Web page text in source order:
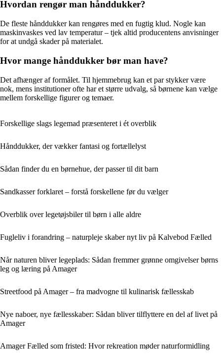
Hvordan rengør man hånddukker?
De fleste hånddukker kan rengøres med en fugtig klud. Nogle kan
maskinvaskes ved lav temperatur – tjek altid producentens anvisninger
for at undgå skader på materialet.
Hvor mange hånddukker bør man have?
Det afhænger af formålet. Til hjemmebrug kan et par stykker være
nok, mens institutioner ofte har et større udvalg, så børnene kan vælge
mellem forskellige figurer og temaer.
Forskellige slags legemad præsenteret i ét overblik
Hånddukker, der vækker fantasi og fortællelyst
Sådan finder du en børnehue, der passer til dit barn
Sandkasser forklaret – forstå forskellene før du vælger
Overblik over legetøjsbiler til børn i alle aldre
Fugleliv i forandring – naturpleje skaber nyt liv på Kalvebod Fælled
Når naturen bliver legeplads: Sådan fremmer grønne omgivelser børns
leg og læring på Amager
Streetfood på Amager – fra madvogne til kulinarisk fællesskab
Nye naboer, nye fællesskaber: Sådan bliver tilflyttere en del af livet på
Amager
Amager Fælled som fristed: Hvor rekreation møder naturformidling